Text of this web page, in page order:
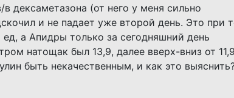
дексаметазона (от него у меня сильно
и не падает уже второй день. Это при
а Апидры только за сегодняшний день
натощак был 13,9, далее вверх-вниз от
быть некачественным, и как это